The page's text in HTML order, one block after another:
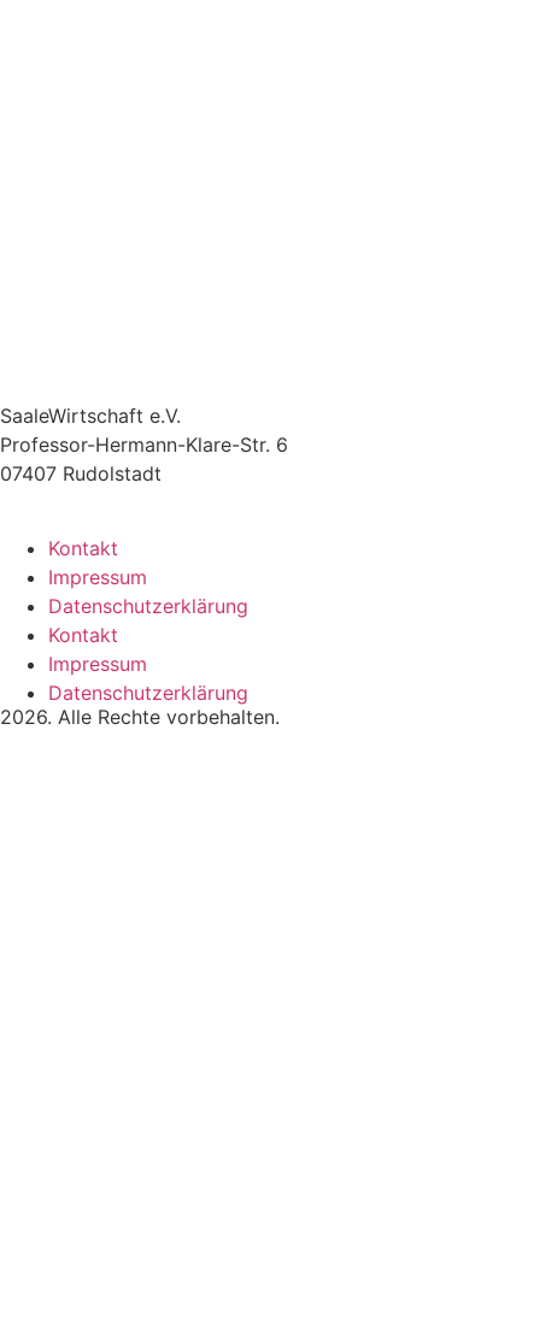
SaaleWirtschaft e.V.
Professor-Hermann-Klare-Str. 6
07407 Rudolstadt
Kontakt
Impressum
Datenschutzerklärung
Kontakt
Impressum
Datenschutzerklärung
2026. Alle Rechte vorbehalten.